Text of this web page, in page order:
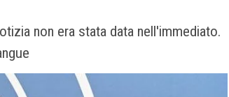
non era stata data nell'immediato.